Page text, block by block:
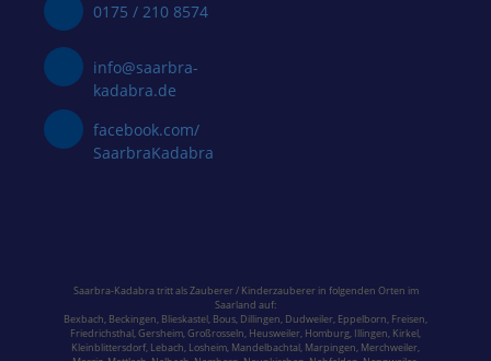
0175 / 210 8574
info@saarbra-
kadabra.de
facebook.com/
SaarbraKadabra
Saarbra-Kadabra tritt als Zauberer / Kinderzauberer in folgenden Orten im
Saarland auf:
Bexbach, Beckingen, Blieskastel, Bous, Dillingen, Dudweiler, Eppelborn, Freisen,
Friedrichsthal,Gersheim,Großrosseln, Heusweiler, Homburg, Illingen, Kirkel,
Kleinblittersdorf, Lebach, Losheim, Mandelbachtal, Marpingen, Merchweiler,